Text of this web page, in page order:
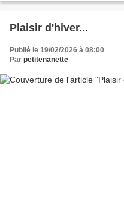
Plaisir d'hiver...
Publié le 19/02/2026 à 08:00
Par petitenanette